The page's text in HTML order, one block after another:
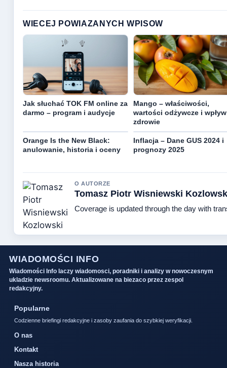
WIECEJ POWIAZANYCH WPISOW
Jak słuchać TOK FM online za
darmo – program i audycje
Mango – właściwości,
wartości odżywcze i
zdrowie
Orange Is the New Black:
anulowanie, historia i oceny
Inflacja – Dane GUS 2024 i
prognozy 2025
O AUTORZE
Tomasz Piotr Wisniewski
Coverage is updated through the day with
WIADOMOŚCI INFO
Wiadomości Info laczy wiadomosci, poradniki i analizy w nowoczesnym
ukladzie newsroomu. Aktualizowane na biezaco przez zespol
redakcyjny.
Popularne
Codzienne briefingi redakcyjne i zasoby zaufania do szybkiej weryfikacji.
O nas
Kontakt
Nasza historia